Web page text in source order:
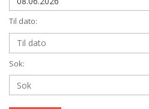
Til dato:
Sok: